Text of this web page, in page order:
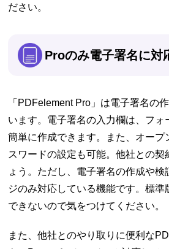
ださい。
Proのみ電子署名に対
「PDFelement Pro」は電子署名の
います。電子署名の入力欄は、フォ
簡単に作成できます。また、オープ
スワードの設定も可能。他社との契
ょう。ただし、電子署名の作成や
ジのみ対応している機能です。標準
できないので気をつけてください。
また、他社とのやり取りに便利な